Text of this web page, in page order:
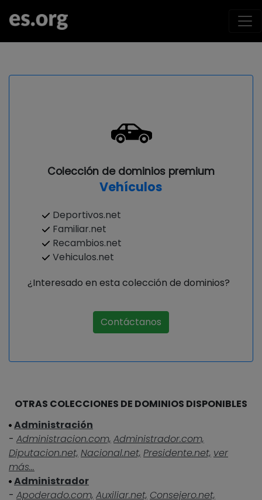
Colección de dominios premium
Vehículos
Deportivos.net
Familiar.net
Recambios.net
Vehiculos.net
¿Interesado en esta colección de dominios?
Contáctanos
OTRAS COLECCIONES DE DOMINIOS DISPONIBLES
Administración
- Administracion.com, Administrador.com,
Diputacion.net, Nacional.net, Presidente.net, ver
más...
Administrador
- Apoderado.com, Auxiliar.net, Consejero.net,